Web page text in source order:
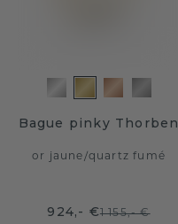
Bague pinky Thorben
or jaune/quartz fumé
924,- €1 155,- €